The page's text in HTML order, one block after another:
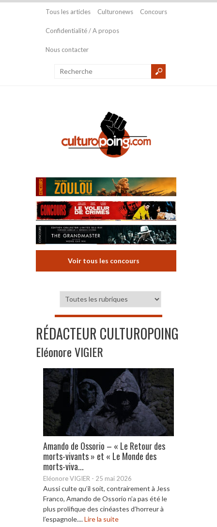
Tous les articles Culturonews Concours
Confidentialité / A propos
Nous contacter
Voir tous les concours
RÉDACTEUR CULTUROPOING
Eléonore VIGIER
Amando de Ossorio – « Le Retour des
morts-vivants » et « Le Monde des
morts-viva...
Eléonore VIGIER - 25 mai 2026
Aussi culte qu’il soit, contrairement à Jess
Franco, Amando de Ossorio n’a pas été le
plus prolifique des cinéastes d’horreur à
l’espagnole....Lire la suite